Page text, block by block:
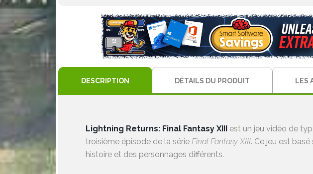
DESCRIPTION DÉTAILS DU PRODUIT LES
Lightning Returns: Final Fantasy XIII est un jeu vidéo de
troisième épisode de la série Final Fantasy XIII. Ce jeu est
histoire et des personnages différents.